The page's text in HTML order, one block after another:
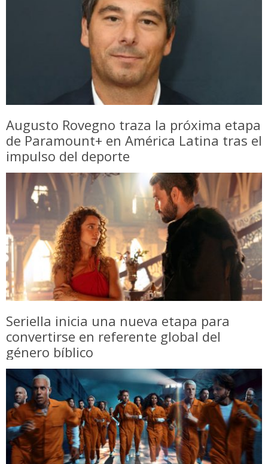
Augusto Rovegno traza la próxima etapa
de Paramount+ en América Latina tras el
impulso del deporte
Seriella inicia una nueva etapa para
convertirse en referente global del
género bíblico